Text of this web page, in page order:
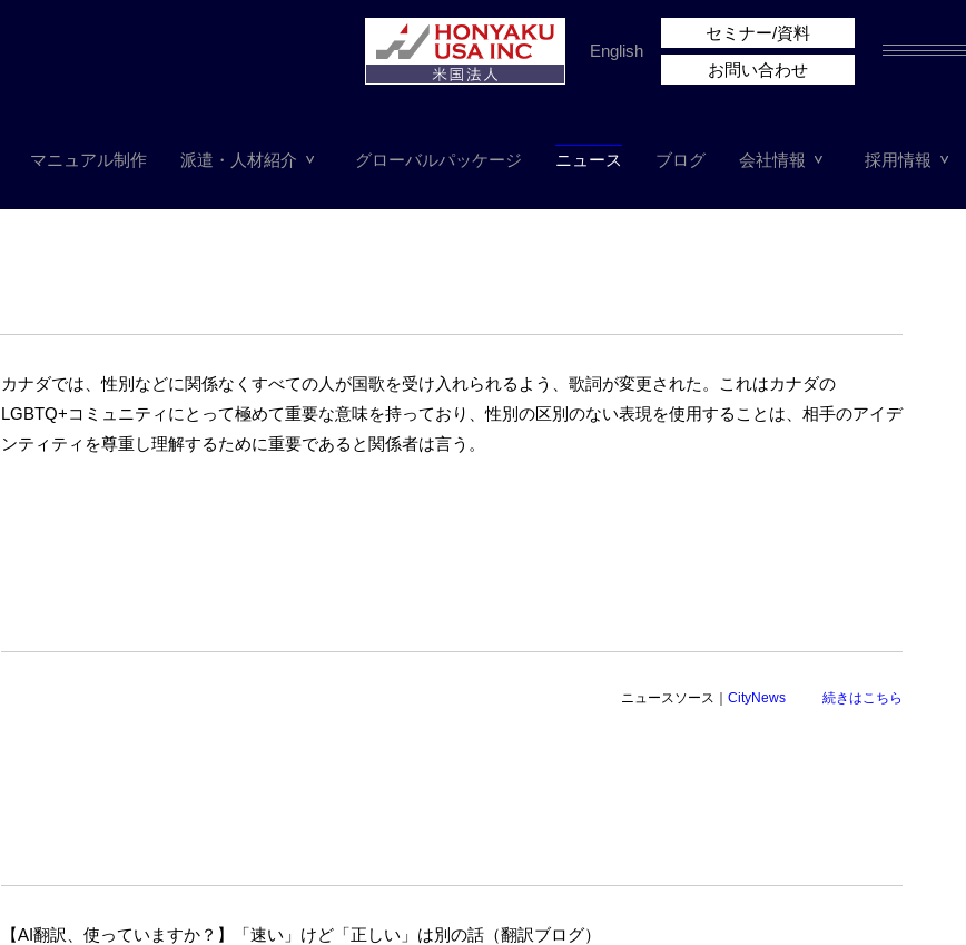
マニュアル制作 派遣・人材紹介 グローバルパッケージ ニュース ブログ 会社情報 採用情報
English
セミナー/資料
お問い合わせ
カナダでは、性別などに関係なくすべての人が国歌を受け入れられるよう、歌詞が変更された。これはカナダの
LGBTQ+コミュニティにとって極めて重要な意味を持っており、性別の区別のない表現を使用することは、相手のアイデ
ンティティを尊重し理解するために重要であると関係者は言う。
ニュースソース｜ CityNews 続きはこちら
【AI翻訳、使っていますか？】「速い」けど「正しい」は別の話（翻訳ブログ）